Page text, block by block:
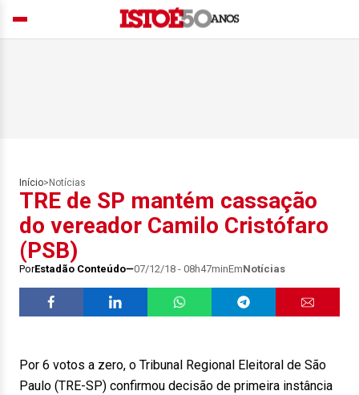
Início> Notícias
TRE de SP mantém cassação
do vereador Camilo Cristófaro
(PSB)
PorEstadão Conteúdo 07/12/18 - 08h47minEmNotícias
Por 6 votos a zero, o Tribunal Regional Eleitoral de São
Paulo (TRE-SP) confirmou decisão de primeira instância